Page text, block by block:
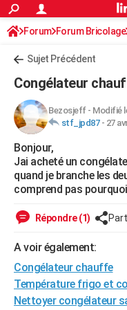
ACTUALITÉS
Politique
Société
Faits Divers
Education
Monde
Villes
+
FINANCE
Retraite
Impôts
Epargne
Immobilier
Risques naturels par ville
Banque
Assurance
Crédit
AUTO
Essais
Réserver un essai
Citadines
Berlines
SUV
Forum auto
+HIGH-TECH
Mobiles
Meilleur smartphone
Internet
Ordinateurs
Jeux vidéo
Guide high-tech
+BRICOLAGE
Forum
Aménagement intérieur
Extérieur
Cuisine
Salle de bains
Jardinage
Rangement
WEEK-END
LIFESTYLE
Art de vivre
Bien-être
Loisirs
Mode
Modes de vie
SANTE
Alimentation
Guide de la santé
Maladies
Médicaments
Sommeil
VOYAGE
Forum Forum Bricolage
Sujet Précédent
Congélateur
Bezosjeff- Modifié
stf_jpd87- 27
Bonjour,
Jai acheté un
quand je branche les
comprend pas
Répondre (1)
A voir également:
Congélateur chauffe
Température frigo et
Nettoyer congélateur